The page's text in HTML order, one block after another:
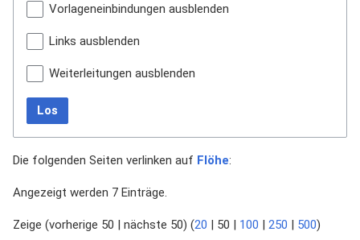
Vorlageneinbindungen ausblenden
Links ausblenden
Weiterleitungen ausblenden
Los
Die folgenden Seiten verlinken auf Flöhe:
Angezeigt werden 7 Einträge.
Zeige (vorherige 50 nächste 50) (20 50 100 250 500)